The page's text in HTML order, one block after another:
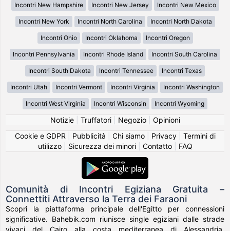
Incontri New Hampshire Incontri New Jersey Incontri New Mexico
Incontri New York Incontri North Carolina Incontri North Dakota
Incontri Ohio Incontri Oklahoma Incontri Oregon
Incontri Pennsylvania Incontri Rhode Island Incontri South Carolina
Incontri South Dakota Incontri Tennessee Incontri Texas
Incontri Utah Incontri Vermont Incontri Virginia Incontri Washington
Incontri West Virginia Incontri Wisconsin Incontri Wyoming
Notizie| Truffatori| Negozio| Opinioni
Cookie e GDPR
Pubblicità Chi siamo| Privacy| Termini di
utilizzo| Sicurezza dei minori| Contatto| FAQ
Comunità di Incontri Egiziana Gratuita –
Connettiti Attraverso la Terra dei Faraoni
Scopri la piattaforma principale dell'Egitto per connessioni
significative. Bahebik.com riunisce single egiziani dalle strade
vivaci del Cairo alla costa mediterranea di Alessandria,